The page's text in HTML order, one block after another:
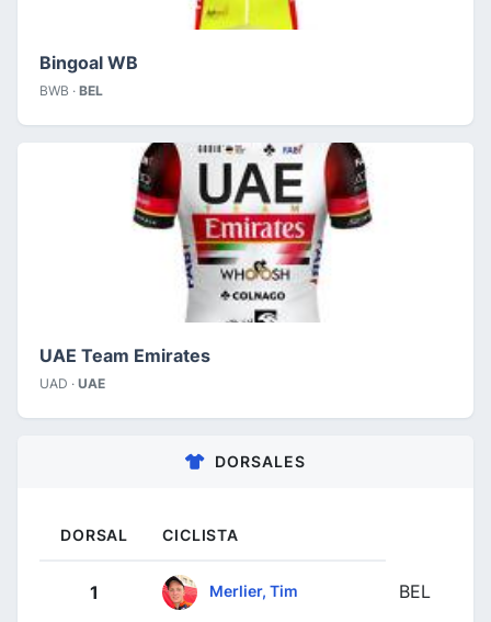
Bingoal WB
BWB · BEL
UAE Team Emirates
UAD · UAE
DORSALES
DORSAL CICLISTA
1 Merlier, Tim BEL